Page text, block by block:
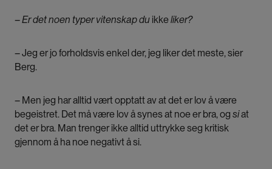
– Er det noen typer vitenskap du ikkeliker?
– Jeg er jo forholdsvis enkel der, jeg liker det meste, sier
Berg.
– Men jeg har alltid vært opptatt av at det er lov å være
begeistret. Det må være lov å synes at noe er bra, og siat
det er bra. Man trenger ikke alltid uttrykke seg kritisk
gjennom å ha noe negativt å si.